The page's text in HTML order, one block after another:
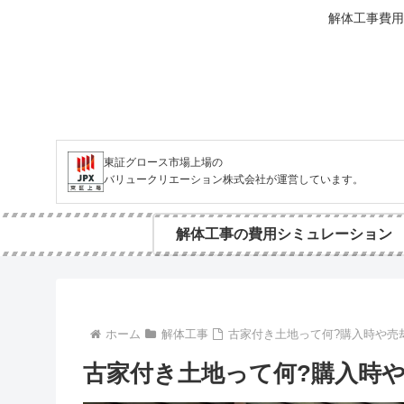
解体工事費
東証グロース市場上場の
バリュークリエーション株式会社が運営しています。
解体工事の費用シミュレーション
ホーム 解体工事 古家付き土地って何?購入時や
古家付き土地って何?購入時